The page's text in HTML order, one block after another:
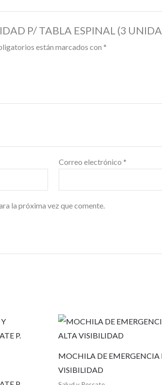
P/ TABLA ESPINAL (3
están marcados con *
Correo electrónico *
la próxima vez que comente.
MOCHILA DE EMERGENCIA
VISIBILIDAD